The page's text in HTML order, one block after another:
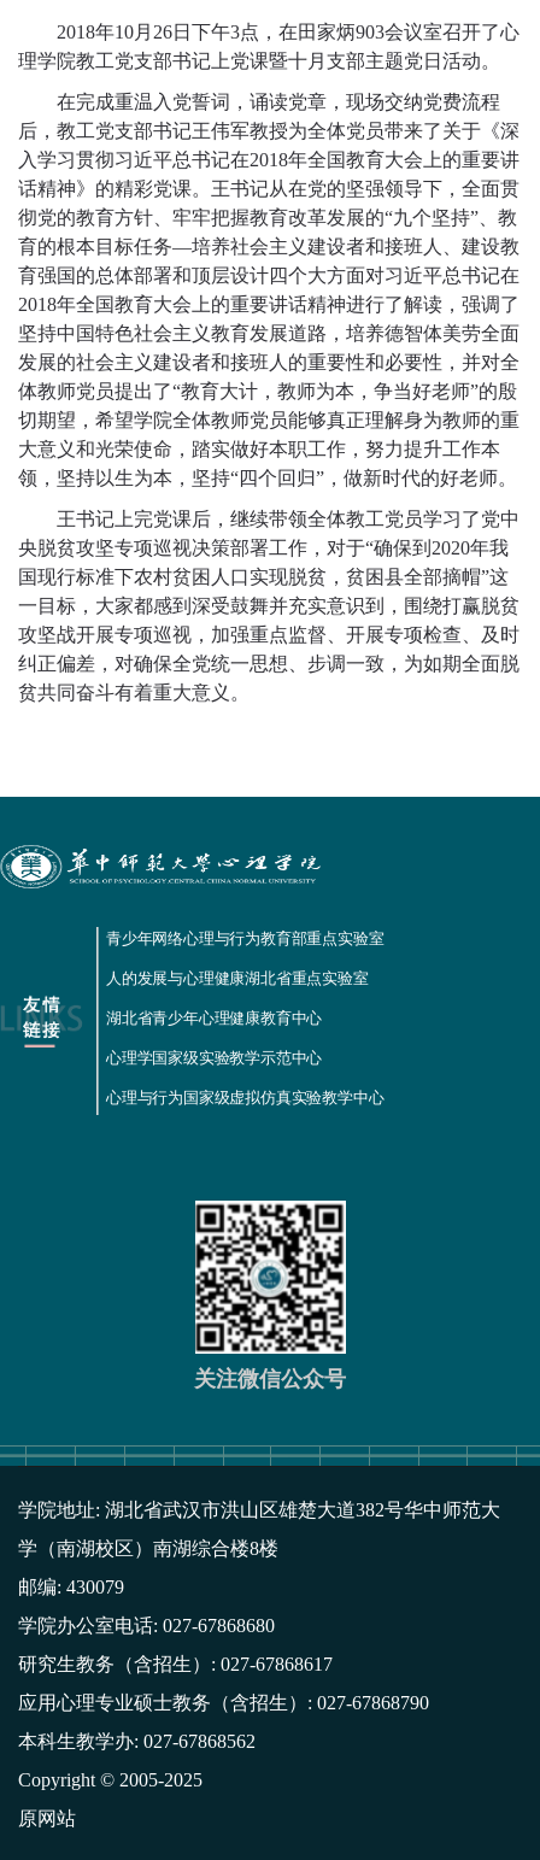
2018年10月 26日下午3点，在田家炳903会议室召开了心
理学院教工党支部书记上党课暨十月支部主题党日活动。
在完成重温入党誓词，诵读党章，现场交纳党费流程
后，教工党支部书记王伟军教授为全体党员带来了关于《深
入学习贯彻习近平总书记在2018年全国教育大会上的重要讲
话精神》的精彩党课。王书记从在党的坚强领导下，全面贯
彻党的教育方针、牢牢把握教育改革发展的“九个坚持” 、教
育的根本目标任务—培养社会主义建设者和接班人、建设教
育强国的总体部署和顶层设计四个大方面对习近平总书记在
2018年全国教育大会上的重要讲话精神进行了解读，强调了
坚持中国特色社会主义教育发展道路，培养德智体美劳全面
发展的社会主义建设者和接班人的重要性和必要性，并对全
体教师党员提出了“教育大计，教师为本，争当好老师”的殷
切期望，希望学院全体教师党员能够真正理解身为教师的重
大意义和光荣使命，踏实做好本职工作，努力提升工作本
领，坚持以生为本，坚持“四个回归” ，做新时代的好老师。
王书记上完党课后，继续带领全体教工党员学习了党中
央脱贫攻坚专项巡视决策部署工作，对于“确保到 2020年我
国现行标准下农村贫困人口实现脱贫，贫困县全部摘帽”这
一目标，大家都感到深受鼓舞并充实意识到，围绕打赢脱贫
攻坚战开展专项巡视，加强重点监督、开展专项检查、及时
纠正偏差，对确保全党统一思想、步调一致，为如期全面脱
贫共同奋斗有着重大意义。
青少年网络心理与行为教育部重点实验室
人的发展与心理健康湖北省重点实验室
湖北省青少年心理健康教育中心
心理学国家级实验教学示范中心
心理与行为国家级虚拟仿真实验教学中心
关注微信公众号
学院地址: 湖北省武汉市洪山区雄楚大道382号华中师范大
学（南湖校区）南湖综合楼8楼
邮编: 430079
学院办公室电话: 027-67868680
研究生教务（含招生）: 027-67868617
应用心理专业硕士教务（含招生）: 027-67868790
本科生教学办: 027-67868562
Copyright © 2005-2025
原网站